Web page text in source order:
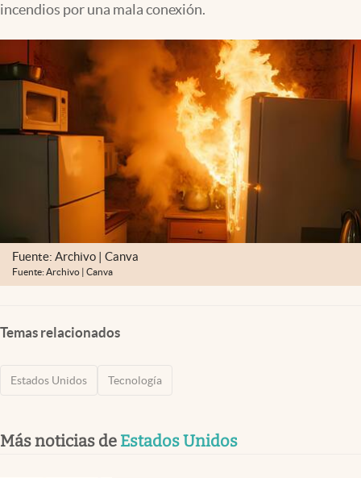
incendios por una mala conexión.
Fuente: Archivo | Canva
Fuente: Archivo | Canva
Temas relacionados
Estados Unidos Tecnología
Más noticias de Estados Unidos